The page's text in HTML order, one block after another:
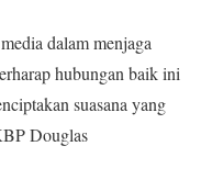
dalam menjaga
hubungan baik ini
suasana yang
Douglas